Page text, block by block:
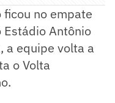
no empate
Estádio Antônio
a equipe volta a
o Volta